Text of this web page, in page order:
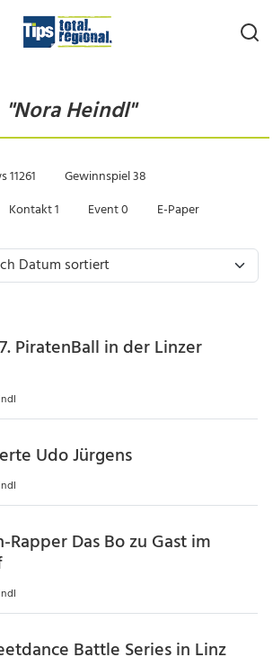
"Nora Heindl"
11261 Gewinnspiel38
Kontakt1 Event0 E-Paper
PiratenBall in der Linzer
Udo Jürgens
Rapper Das Bo zu Gast im
Battle Series in Linz